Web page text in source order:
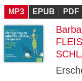
MP3 EPUB PDF